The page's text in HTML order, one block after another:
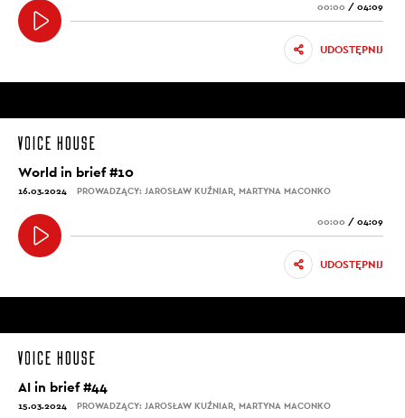
00:00 / 04:09
UDOSTĘPNIJ
World in brief #10
16.03.2024 PROWADZĄCY: JAROSŁAW KUŹNIAR, MARTYNA MACONKO
00:00 / 04:09
UDOSTĘPNIJ
AI in brief #44
15.03.2024 PROWADZĄCY: JAROSŁAW KUŹNIAR, MARTYNA MACONKO